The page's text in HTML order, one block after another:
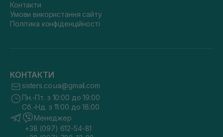
Контакти
Умови використання сайту
Політика конфіденційності
КОНТАКТИ
sisters.co.ua@gmail.com
Пн.-Пт. з 10:00 до 19:00
Сб.-Нд. з 11:00 до 18:00
Менеджер
+38 (097) 612-54-81